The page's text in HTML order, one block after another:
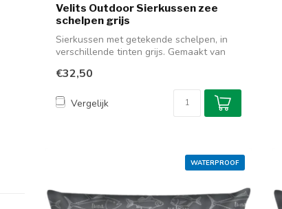
Velits Outdoor Sierkussen zee
schelpen grijs
Sierkussen met getekende schelpen, in
verschillende tinten grijs. Gemaakt van
€32,50
Vergelijk
WATERPROOF